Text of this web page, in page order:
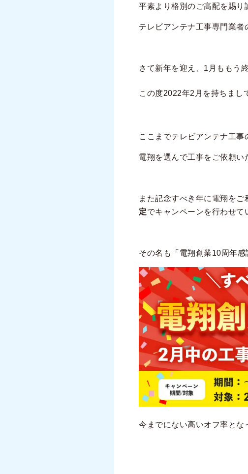
平素より格別のご高配を賜り
テレビアンテナ工事専門業
さて新年を迎え、1月ももう
この度2022年2月を持ちまし
ここまでテレビアンテナ工
電翔を選んで工事をご依頼い
また記念すべき年に電翔をご
定でキャンペーンを行わせて
その名も「電翔創業10周年感
今までにない高いオフ率とな